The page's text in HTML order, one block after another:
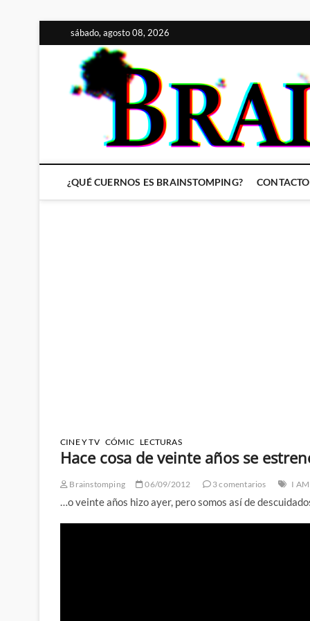
al
contenido
sábado, agosto 08, 2026
¿QUÉ CUERNOS ES BRAINSTOMPING? CONTACTO
CINE Y TV CÓMIC LECTURAS
Hace cosa de veinte años se
Brainstomping 06/09/2012 3 comentarios I
…o veinte años hizo ayer, pero somos así de